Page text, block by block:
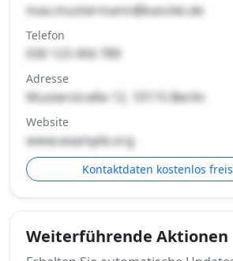
max.mustermann@kanzlei.de
Telefon
030 123 456 789
Adresse
Musterstraße 12, 10115 Berlin
Website
www.example.org
Kontaktdaten kostenlos
Weiterführende Aktionen